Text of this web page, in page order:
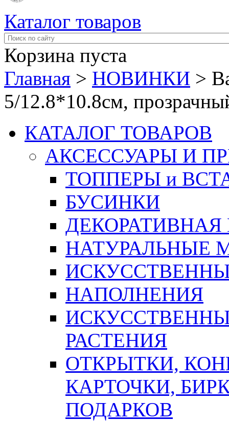
Каталог товаров
Корзина пуста
Главная > НОВИНКИ >
5/12.8*10.8см,
КАТАЛОГ ТОВАРОВ
АКСЕССУАРЫ И
ТОППЕРЫ и
БУСИНКИ
ДЕКОРАТИВНАЯ
НАТУРАЛЬНЫЕ
НАПОЛНЕНИЯ
РАСТЕНИЯ
ОТКРЫТКИ,
КАРТОЧКИ,
ПОДАРКОВ